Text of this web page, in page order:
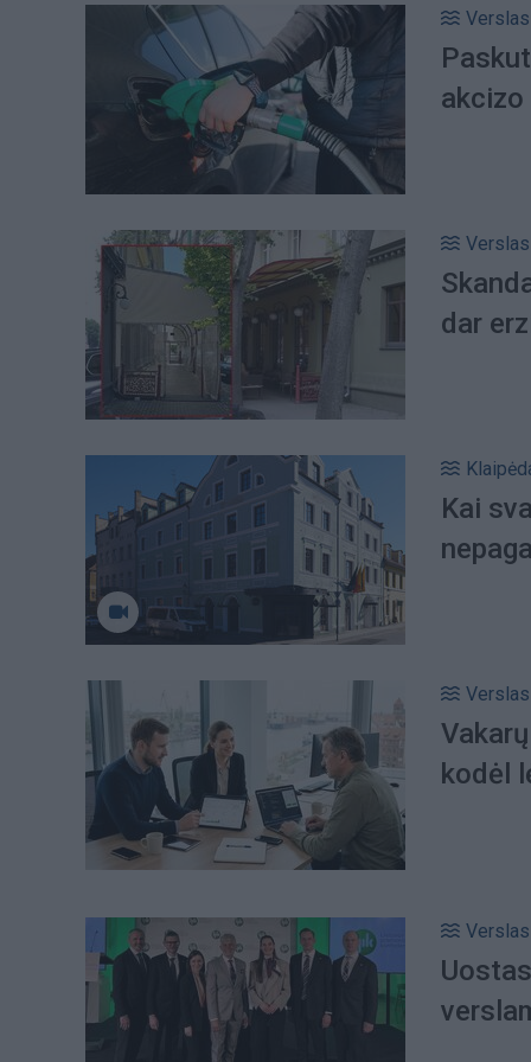
Verslas
Verslas
dar
Kai
Verslas
kodėl
Verslas